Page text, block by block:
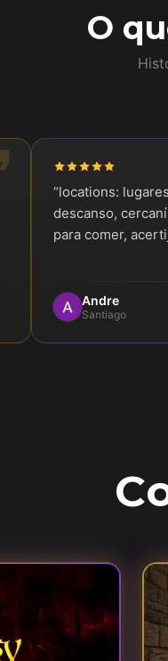
O
“locations:
descanso,
para comer,
Andre
Santiago